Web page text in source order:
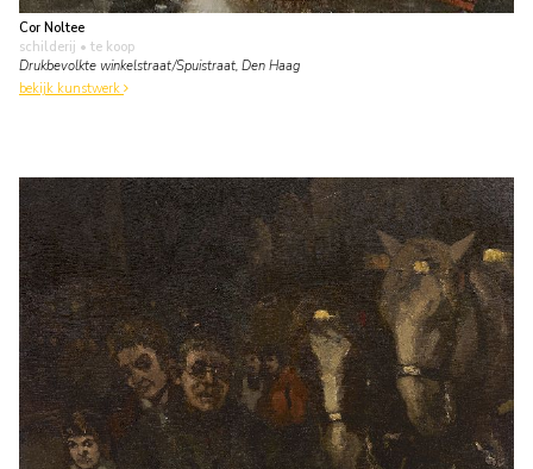
Cor Noltee
schilderij • te koop
Drukbevolkte winkelstraat/Spuistraat, Den Haag
bekijk kunstwerk